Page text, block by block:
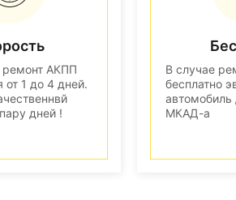
ремонт АКПП
от 1 до 4 дней.
дней !
В случае
бесплатно
МКАД-а